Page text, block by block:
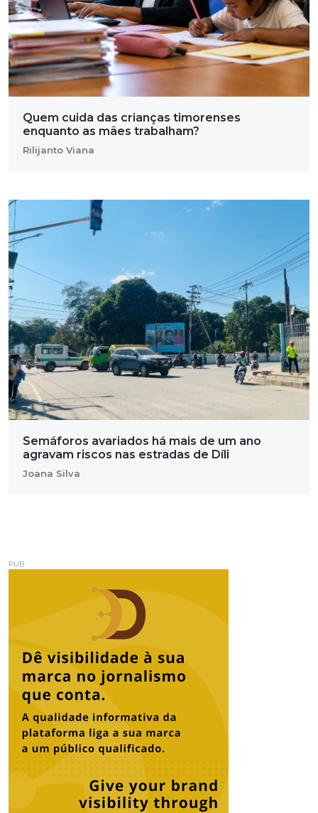
Quem cuida das crianças timorenses
enquanto as mães trabalham?
Rilijanto Viana
Semáforos avariados há mais de um ano
agravam riscos nas estradas de Díli
Joana Silva
PUB